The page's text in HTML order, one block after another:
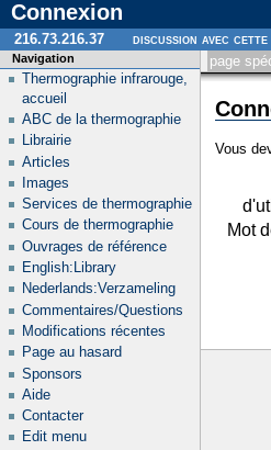
Connexion
page
Vous
Mot
Navigation
Thermographie infrarouge,
accueil
ABC de la thermographie
Librairie
Articles
Images
Services de thermographie
Cours de thermographie
Ouvrages de référence
English:Library
Nederlands:Verzameling
Commentaires/Questions
Modifications récentes
Page au hasard
Sponsors
Aide
Contacter
Edit menu
216.73.216.37 discussion avec cette